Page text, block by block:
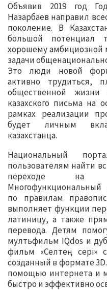
Объявив 2019 год
Назарбаев направил
поколение. В
большой потенциал
хорошему амбициозной
задачи
Это люди новой
активно трудиться,
общественной жизни
казахского письма на
рамках реализации
будет личным
казахстанца.
Национальный
пользователям найти
переходе на
по правилам
выполняет функции
латиницу, а также
перевода. Детям
мултьфильм IQdos и
фильм «Селтең сері»
созданный в формате
помощью интернета и
быстро и эффективно